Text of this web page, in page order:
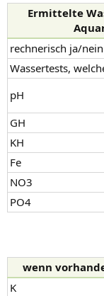
Ermittelte
rechnerisch ja/nein
Wassertests,
pH
GH
KH
Fe
NO3
PO4
wenn
K